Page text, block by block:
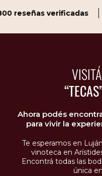
reseñas verificadas
Ahora podés
para vivir la
Te esperamos en
vinoteca en
Encontrá todas las
única